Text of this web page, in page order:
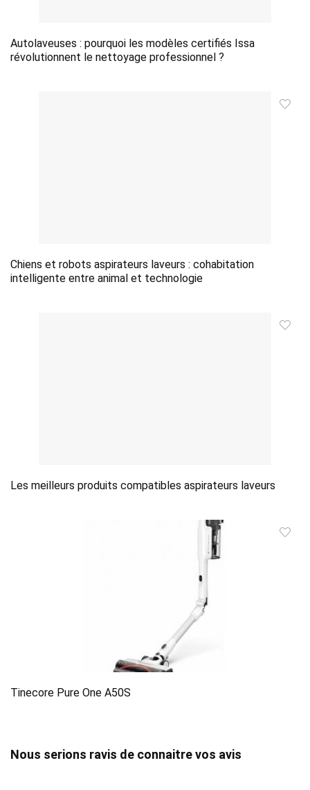
Autolaveuses : pourquoi les modèles certifiés Issa
révolutionnent le nettoyage professionnel ?
Chiens et robots aspirateurs laveurs : cohabitation
intelligente entre animal et technologie
Les meilleurs produits compatibles aspirateurs laveurs
Tinecore Pure One A50S
Nous serions ravis de connaitre vos avis